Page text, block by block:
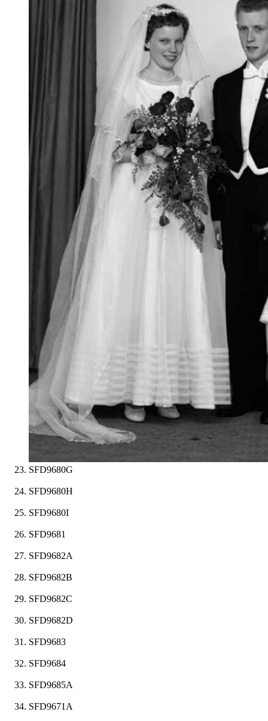
SFD9680G
SFD9680H
SFD9680I
SFD9681
SFD9682A
SFD9682B
SFD9682C
SFD9682D
SFD9683
SFD9684
SFD9685A
SFD9671A